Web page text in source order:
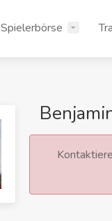
Spielerbörse